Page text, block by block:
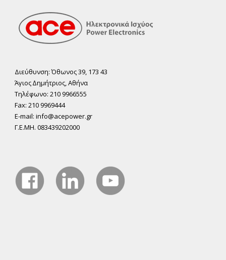
Διεύθυνση: Όθωνος 39, 173 43
Άγιος ∆ηµήτριος, Αθήνα
Τηλέφωνο: 210 9966555
Fax: 210 9969444
E-mail: info@acepower.gr
Γ.Ε.ΜΗ. 083439202000